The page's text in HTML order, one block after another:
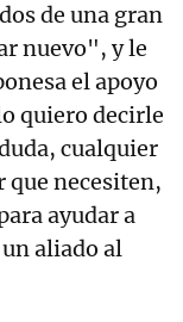
de una gran
nuevo", y le
el apoyo
quiero decirle
cualquier
que necesiten,
ayudar a
aliado al